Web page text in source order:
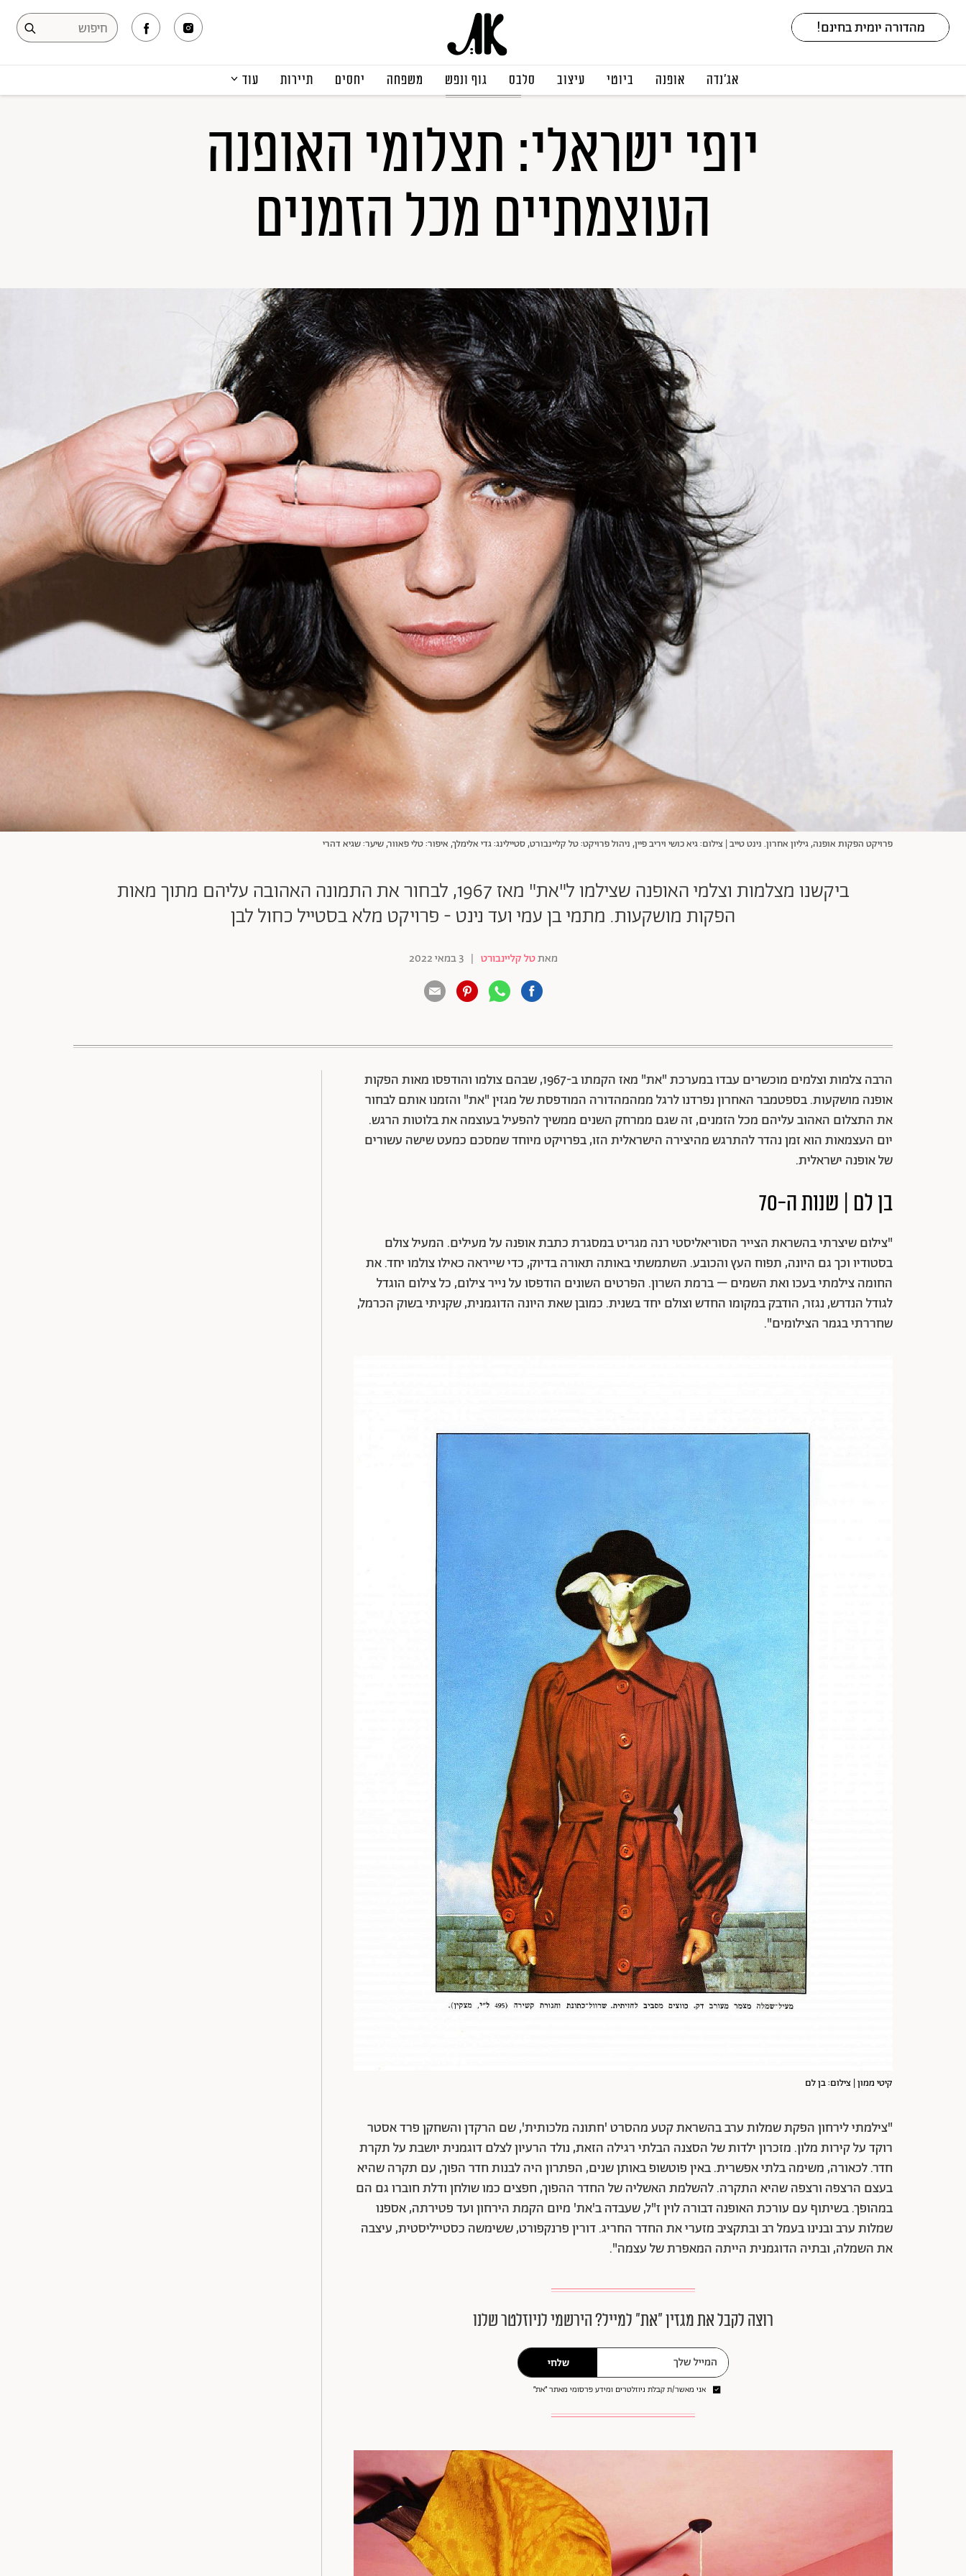
אג׳נדה אופנה ביוטי עיצוב סלבס גוף ונפש משפחה יחסים תיירות עוד
תרבות ופנאי
קריירה
תוכן מקודם
אופנה ישראלית
יופי ישראלי: תצלומי האופנה
העוצמתיים מכל הזמנים
פרויקט הפקות אופנה, גיליון אחרון. נינט טייב | צילום: גיא כושי ויריב פיין, ניהול פרויקט: טל קליינבורט, סטיילינג: גדי אלימלך, איפור: טלי פאוור, שיער: שגיא דהרי
ביקשנו מצלמות וצלמי האופנה שצילמו ל"את" מאז 1967, לבחור את התמונה האהובה עליהם מתוך מאות
הפקות מושקעות. מתמי בן עמי ועד נינט - פרויקט מלא בסטייל כחול לבן
מאתטל קליינבורט | 3 במאי 2022
הרבה צלמות וצלמים מוכשרים עבדו במערכת "את" מאז הקמתו ב-1967, שבהם צולמו והודפסו מאות הפקות
אופנה מושקעות. בספטמבר האחרון נפרדנו לרגל ממהמהדורה המודפסת של מגזין "את" והזמנו אותם לבחור
את התצלום האהוב עליהם מכל הזמנים, זה שגם ממרחק השנים ממשיך להפעיל בעוצמה את בלוטות הרגש.
יום העצמאות הוא זמן נהדר להתרגש מהיצירה הישראלית הזו, בפרויקט מיוחד שמסכם כמעט שישה עשורים
של אופנה ישראלית.
בן לם | שנות ה-70
"צילום שיצרתי בהשראת הצייר הסוריאליסטי רנה מגריט במסגרת כתבת אופנה על מעילים. המעיל צולם
בסטודיו וכך גם היונה, תפוח העץ והכובע. השתמשתי באותה תאורה בדיוק, כדי שייראה כאילו צולמו יחד. את
החומה צילמתי בעכו ואת השמים – ברמת השרון. הפרטים השונים הודפסו על נייר צילום, כל צילום הוגדל
לגודל הנדרש, נגזר, הודבק במקומו החדש וצולם יחד בשנית. כמובן שאת היונה הדוגמנית, שקניתי בשוק הכרמל,
שחררתי בגמר הצילומים".
קיטי ממון | צילום: בן לם
"צילמתי לירחון הפקת שמלות ערב בהשראת קטע מהסרט 'חתונה מלכותית', שם הרקדן והשחקן פרד אסטר
רוקד על קירות מלון. מזכרון ילדות של הסצנה הבלתי רגילה הזאת, נולד הרעיון לצלם דוגמנית יושבת על תקרת
חדר. לכאורה, משימה בלתי אפשרית. באין פוטשופ באותן שנים, הפתרון היה לבנות חדר הפוך, עם תקרה שהיא
בעצם הרצפה ורצפה שהיא התקרה. להשלמת האשליה של החדר ההפוך, חפצים כמו שולחן ודלת חוברו גם הם
במהופך. בשיתוף עם עורכת האופנה דבורה לוין ז"ל, שעבדה ב'את' מיום הקמת הירחון ועד פטירתה, אספנו
שמלות ערב ובנינו בעמל רב ובתקציב מזערי את החדר החריג. דורין פרנקפורט, ששימשה כסטייליסטית, עיצבה
את השמלה, ובתיה הדוגמנית הייתה המאפרת של עצמה".
רוצה לקבל את מגזין ״את״ למייל? הירשמי לניוזלטר שלנו
שלחי
אני מאשר/ת קבלת ניוזלטרים ומידע פרסומי מאתר ״את״